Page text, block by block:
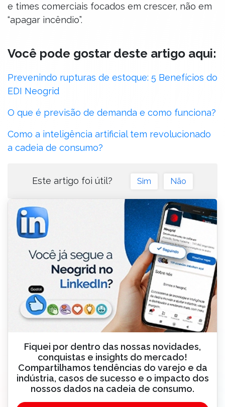
e times comerciais focados em crescer, não em
“apagar incêndio”.
Você pode gostar deste artigo aqui:
Prevenindo rupturas de estoque: 5 Benefícios do
EDI Neogrid
O que é previsão de demanda e como funciona?
Como a inteligência artificial tem revolucionado
a cadeia de consumo?
Este artigo foi útil? Sim Não
Fiquei por dentro das nossas novidades,
conquistas e insights do mercado!
Compartilhamos tendências do varejo e da
indústria, casos de sucesso e o impacto dos
nossos dados na cadeia de consumo.